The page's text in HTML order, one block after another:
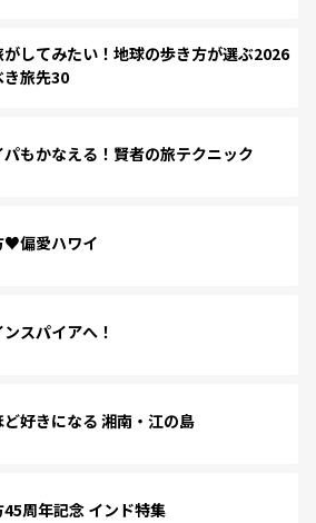
してみたい！地球の歩き方が選ぶ2026
旅先30
もかなえる！賢者の旅テクニック
♥偏愛ハワイ
スパイアへ！
好きになる 湘南・江の島
周年記念 インド特集